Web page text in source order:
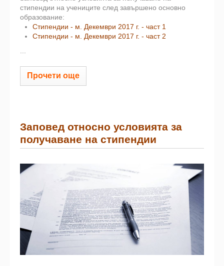
стипендии на учениците след завършено основно
образование:
Стипендии - м. Декември 2017 г. - част 1
Стипендии - м. Декември 2017 г. - част 2
Прочети още
Заповед относно условията за
получаване на стипендии